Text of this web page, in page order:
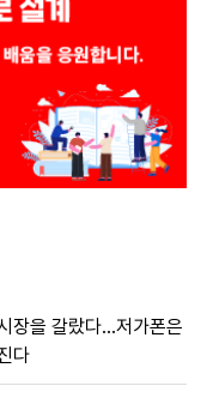
장을 갈랐다…저가폰은
다